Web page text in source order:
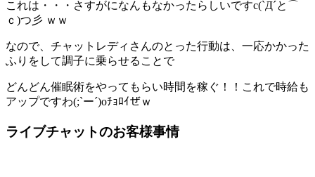
これは・・・さすがになんもなかったらしいですc(`Д´と⌒
ｃ)つ彡 ｗｗ
なので、チャットレディさんのとった行動は、一応かかった
ふりをして調子に乗らせることで
どんどん催眠術をやってもらい時間を稼ぐ！！これで時給も
アップですわ(;`ー´)oﾁｮﾛｲぜｗ
ライブチャットのお客様事情